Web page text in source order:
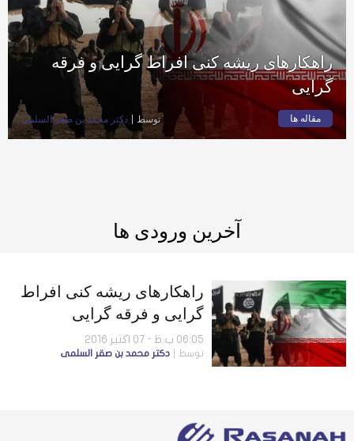
راهکارهای ریشه کنی افراط گرایی و فرقه
گرایی
مقاله ها توسط دكتر محمد بن صقر السلمى
آخرین ورودی ها
راهکارهای ریشه کنی افراط
گرایی و فرقه گرایی
06:05 ب.ظ - 07 اکتبر 2016
توسط دكتر محمد بن صقر السلمى